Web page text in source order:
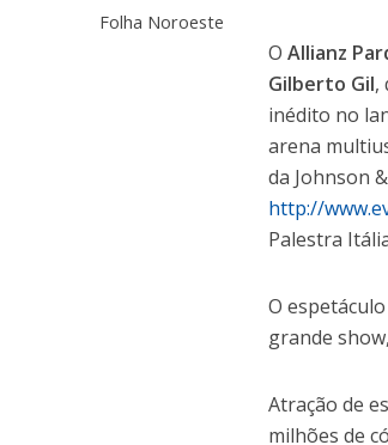
Folha Noroeste
OAllianz
Gilberto Gil,
inédito no
arena
da Johnson
http://
Palestra
O
grande
Atração de
milhões de